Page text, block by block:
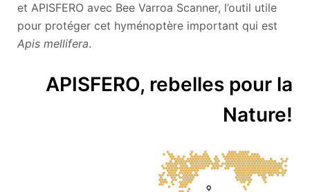
et APISFERO avec Bee Varroa Scanner, l’outil utile
pour protéger cet hyménoptère important qui est
Apis mellifera.
APISFERO, rebelles pour la
Nature!